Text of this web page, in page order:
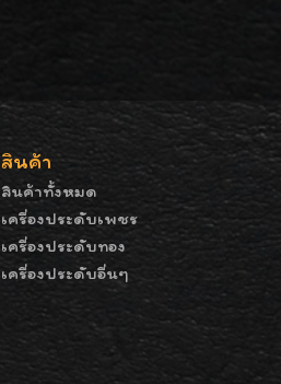
สินค้า
สินค้าทั้งหมด
เครื่องประดับเพชร
เครื่องประดับทอง
เครื่องประดับอื่นๆ